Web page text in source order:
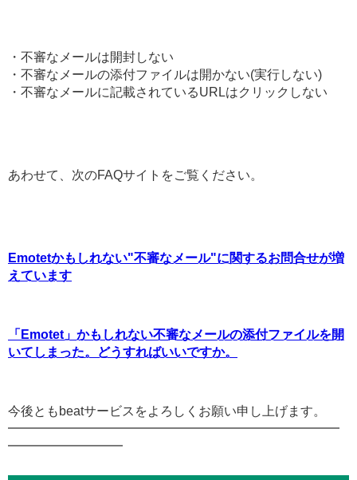
・不審なメールは開封しない
・不審なメールの添付ファイルは開かない(実行しない)
・不審なメールに記載されているURLはクリックしない
あわせて、次のFAQサイトをご覧ください。
Emotetかもしれない"不審なメール"に関するお問合せが増
えています
「Emotet」かもしれない不審なメールの添付ファイルを開
いてしまった。どうすればいいですか。
今後ともbeatサービスをよろしくお願い申し上げます。
━━━━━━━━━━━━━━━━━━━━━━━━━━
━━━━━━━━━